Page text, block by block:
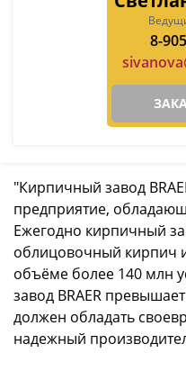
8-
"Кирпичный завод
предприятие,
Ежегодно кирпичный
облицовочный кирпич
объёме более 140 млн
завод BRAER
должен обладать
надежный